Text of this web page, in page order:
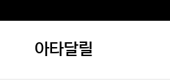
아타달릴